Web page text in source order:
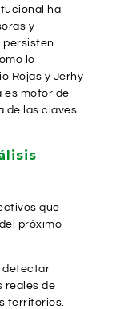
ha
y
persisten
lo
Rojas y Jerhy
es motor de
de las claves
que
próximo
detectar
reales de
territorios.